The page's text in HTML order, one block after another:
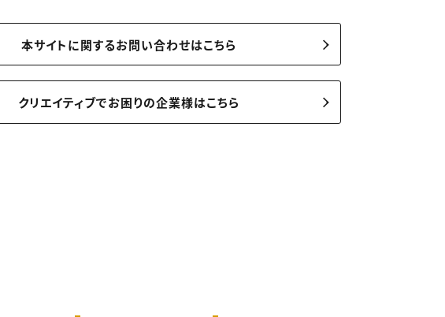
本サイトに関するお問い合わせはこちら
クリエイティブでお困りの企業様はこちら